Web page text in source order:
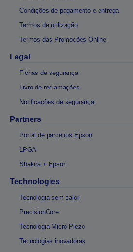
Condições de pagamento e entrega
Termos de utilização
Termos das Promoções Online
Legal
Fichas de segurança
Livro de reclamações
Notificações de segurança
Partners
Portal de parceiros Epson
LPGA
Shakira + Epson
Technologies
Tecnologia sem calor
PrecisionCore
Tecnologia Micro Piezo
Tecnologias inovadoras